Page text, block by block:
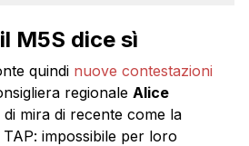
M5S dice sì
quindi nuove contestazioni
regionale Alice
di mira di recente come la
impossibile per loro